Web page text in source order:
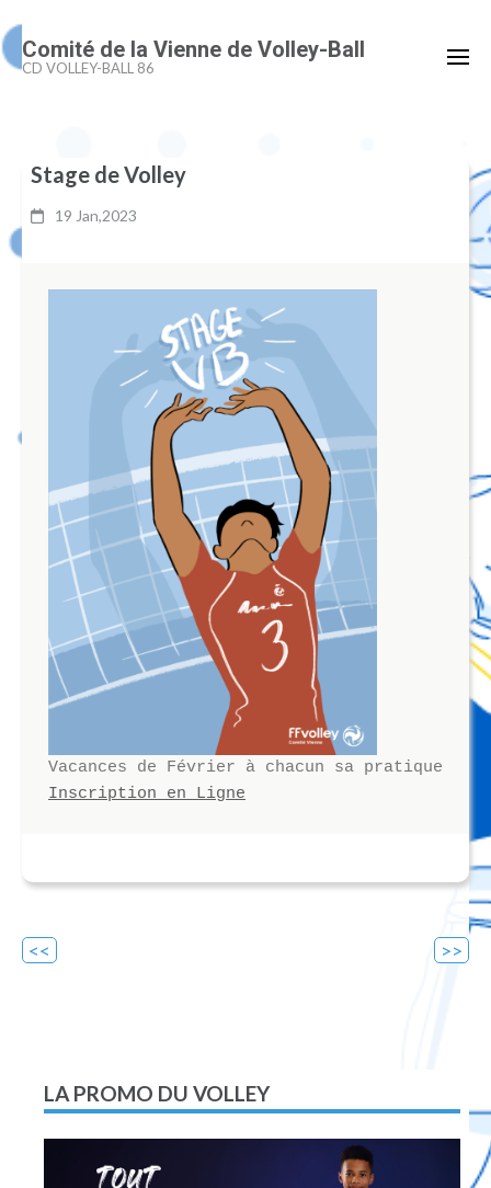
Aller
au
Comité de la Vienne de Volley-Ball
CD VOLLEY-BALL 86
Stage de Volley
19 Jan,2023
Inscription en Ligne
Navigation
LA PROMO DU VOLLEY